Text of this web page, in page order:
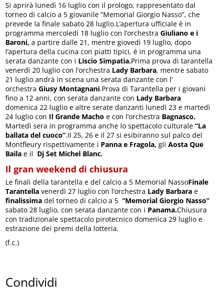
Si aprirà lunedì 16 luglio con il prologo, rappresentato dal
torneo di calcio a 5 giovanile “Memorial Giorgio Nasso”, che
prevede la finale sabato 28 luglio.L’apertura ufficiale è in
programma mercoledì 18 luglio con l’orchestraGiuliano e i
Baroni,a partire dalle 21, mentre giovedì 19 luglio, dopo
l’apertura della cucina con piatti tipici, è in programma una
serata danzante con i Liscio Simpatia.Prima prova di tarantella
venerdì 20 luglio con l’orchestra Lady Barbara, mentre sabato
21 luglio andrà in scena una serata danzante con l’
orchestra Giusy Montagnani.Prova di Tarantella per i giovani
fino a 12 anni, con serata danzante con Lady Barbara
domenica 22 luglio e altre serate danzanti lunedì 23 e martedì
24 luglio con Il Grande Machoe con l’orchestra Bagnasco.
Martedì sera in programma anche lo spettacolo culturale“La
ballata del cuoco”.Il 25, 26 e il 27 si esibiranno sul palco del
Montfleury rispettivamente i Panna e Fragola,gliAosta Que
Baila e il Dj Set Michel Blanc.
Il gran weekend di chiusura
Le finali della tarantella e del calcio a 5 Memorial NassoFinale
Tarantella venerdì 27 luglio con l’orchestra Lady Barbara e
finalissima del torneo di calcio a 5“Memorial Giorgio Nasso”
sabato 28 luglio, con serata danzante con i Panama.Chiusura
con tradizionale spettacolo pirotecnico domenica 29 luglio e
estrazione dei premi della lotteria.
(f.c.)
Condividi